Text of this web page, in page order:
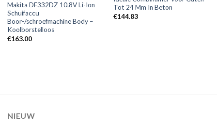
Makita DF332DZ 10.8V Li-Ion
Schuifaccu
Boor-/schroefmachine Body –
Koolborstelloos
€163.00
Tot 24 Mm In Beton
€144.83
NIEUW